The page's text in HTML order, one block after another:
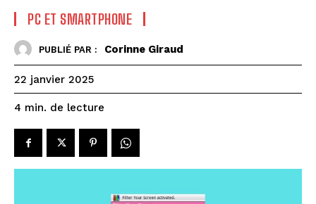
PC ET SMARTPHONE
PUBLIÉ PAR : Corinne Giraud
22 janvier 2025
4 min. de lecture